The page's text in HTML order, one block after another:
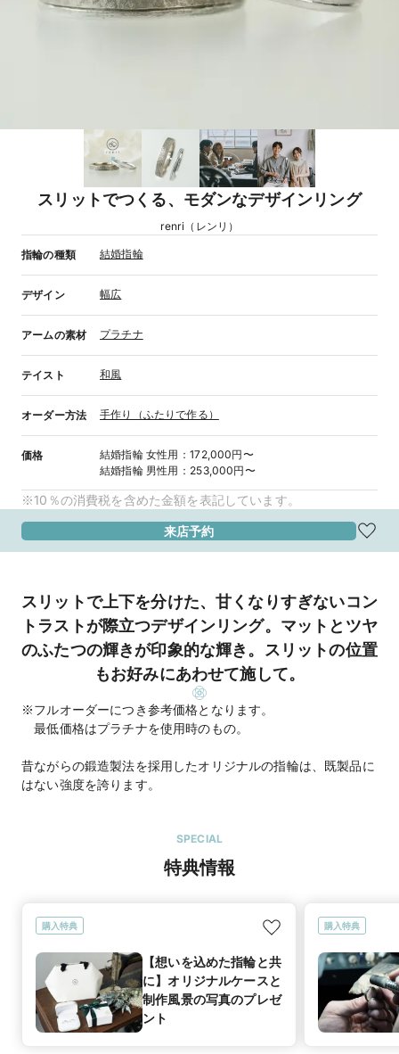
スリットでつくる、モダンなデザインリング
renri（レンリ）
指輪の種類 結婚指輪
デザイン 幅広
アームの素材 プラチナ
テイスト 和風
オーダー方法 手作り（ふたりで作る）
価格 結婚指輪 女性用 ：172,000円〜
結婚指輪 男性用 ： 253,000円〜
※10％の消費税を含めた金額を表記しています。
来店予約
スリットで上下を分けた、甘くなりすぎないコン
トラストが際立つデザインリング。マットとツヤ
のふたつの輝きが印象的な輝き。スリットの位置
もお好みにあわせて施して。
※フルオーダーにつき参考価格となります。
最低価格はプラチナを使用時のもの。
昔ながらの鍛造製法を採用したオリジナルの指輪は、既製品に
はない強度を誇ります。
SPECIAL
特典情報
購入特典
【想いを込めた指輪と共
に】オリジナルケースと
制作風景の写真のプレゼ
ント
購入特典